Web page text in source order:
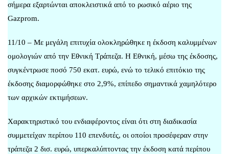
σήμερα εξαρτώνται αποκλειστικά από το ρωσικό αέριο της
Gazprom.
11/10 – Με μεγάλη επιτυχία ολοκληρώθηκε η έκδοση καλυμμένων
ομολογιών από την Εθνική Τράπεζα. Η Εθνική, μέσω της έκδοσης,
συγκέντρωσε ποσό 750 εκατ. ευρώ, ενώ το τελικό επιτόκιο της
έκδοσης διαμορφώθηκε στο 2,9%, επίπεδο σημαντικά χαμηλότερο
των αρχικών εκτιμήσεων.
Χαρακτηριστικό του ενδιαφέροντος είναι ότι στη διαδικασία
συμμετείχαν περίπου 110 επενδυτές, οι οποίοι προσέφεραν στην
τράπεζα 2 δισ. ευρώ, υπερκαλύπτοντας την έκδοση κατά περίπου